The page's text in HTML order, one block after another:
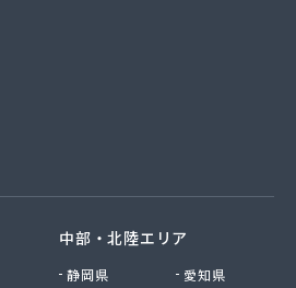
中部・北陸エリア
静岡県
愛知県